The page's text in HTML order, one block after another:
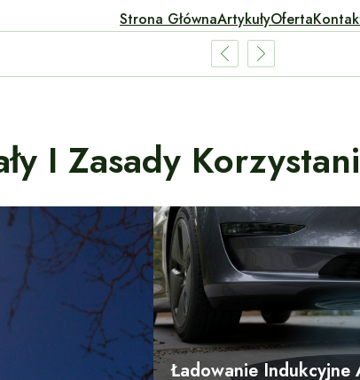
Strona GłównaArtykułyOferta
I Zasady
Ładowanie Indukcyjne